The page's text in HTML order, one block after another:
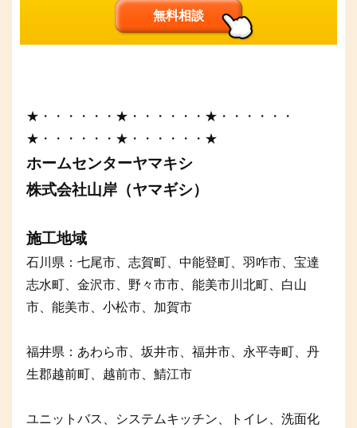
無料相談
★・・・・・・★・・・・・・★・・・・・・
★・・・・・・★・・・・・・★
ホームセンターヤマキシ
株式会社山岸（ヤマギシ）
施工地域
石川県：七尾市、志賀町、中能登町、羽咋市、宝達
志水町、金沢市、野々市市、能美市川北町、白山
市、能美市、小松市、加賀市
福井県：あわら市、坂井市、福井市、永平寺町、丹
生郡越前町、越前市、鯖江市
ユニットバス、システムキッチン、トイレ、洗面化